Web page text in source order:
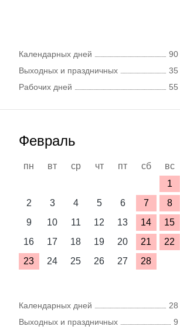
Календарных дней
90
Выходных и праздничных
35
Рабочих дней
55
Февраль
пн вт ср чт пт сб
вс
1
2
3 4 5 6 7
8
9
10 11 12 13 14
15
16
17 18 19 20 21
22
23
24 25 26 27 28
Календарных дней
28
Выходных и праздничных
9